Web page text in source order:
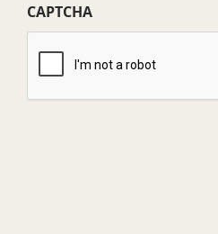
(Obligatorio)
CAPTCHA